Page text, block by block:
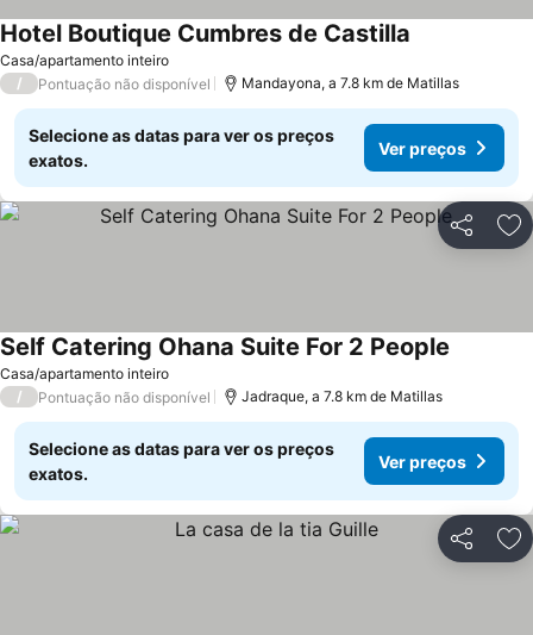
Casa/apartamento inteiro
Hotel Boutique Cumbres de Castilla
/ Pontuação não disponível Mandayona, a 7.8 km de Matillas
Selecione as datas para ver os preços
exatos.
Ver preços
Partilhar
Casa/apartamento inteiro
Self Catering Ohana Suite For 2 People
/ Pontuação não disponível Jadraque, a 7.8 km de Matillas
Selecione as datas para ver os preços
exatos.
Ver preços
Partilhar